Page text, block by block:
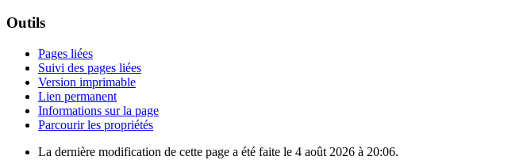
Outils
Pages liées
Suivi des pages liées
Version imprimable
Lien permanent
Informations sur la page
Parcourir les propriétés
La dernière modification de cette page a été faite le 4 août 2026 à 20:06.